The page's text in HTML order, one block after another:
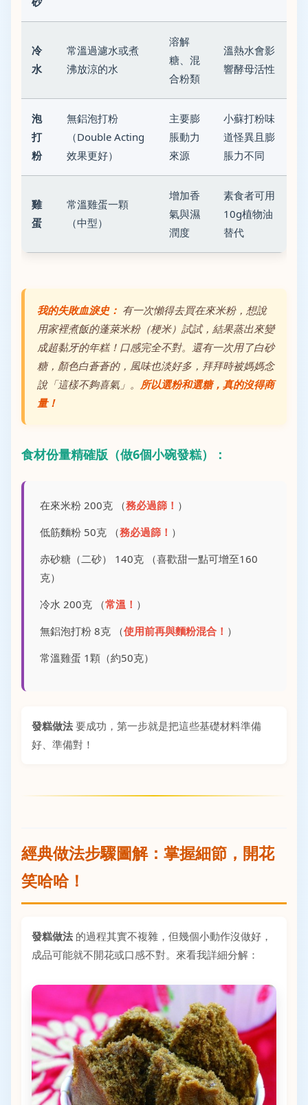
冷
水
常溫過濾水或煮
沸放涼的水
溶解
糖、混
合粉類
溫熱水會影
響酵母活性
泡
打
粉
無鋁泡打粉
（Double Acting
效果更好）
主要膨
脹動力
來源
小蘇打粉味
道怪異且膨
脹力不同
雞
蛋
常溫雞蛋一顆
（中型）
增加香
氣與濕
潤度
素食者可用
10g植物油
替代
我的失敗血淚史： 有一次懶得去買在來米粉，想說
用家裡煮飯的蓬萊米粉（梗米）試試，結果蒸出來變
成超黏牙的年糕！口感完全不對。還有一次用了白砂
糖，顏色白蒼蒼的，風味也淡好多，拜拜時被媽媽念
說「這樣不夠喜氣」。 所以選粉和選糖，真的沒得商
量！
食材份量精確版（做6個小碗發糕）：
在來米粉 200克 （務必過篩！ ）
低筋麵粉 50克 （務必過篩！ ）
赤砂糖（二砂） 140克 （喜歡甜一點可增至160
克）
冷水 200克 （常溫！ ）
無鋁泡打粉 8克 （使用前再與麵粉混合！ ）
常溫雞蛋 1顆（約50克）
發糕做法 要成功，第一步就是把這些基礎材料準備
好、準備對！
經典做法步驟圖解：掌握細節，開花
笑哈哈！
發糕做法 的過程其實不複雜，但幾個小動作沒做好，
成品可能就不開花或口感不對。來看我詳細分解：